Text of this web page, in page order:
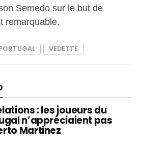
Semedo sur le but de
remarquable.
VEDETTE
: les joueurs du
n’appréciaient pas
Martinez